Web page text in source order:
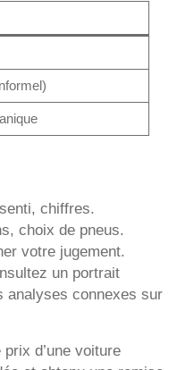
chiffres.
choix de pneus.
votre jugement.
un portrait
analyses connexes sur
d’une voiture